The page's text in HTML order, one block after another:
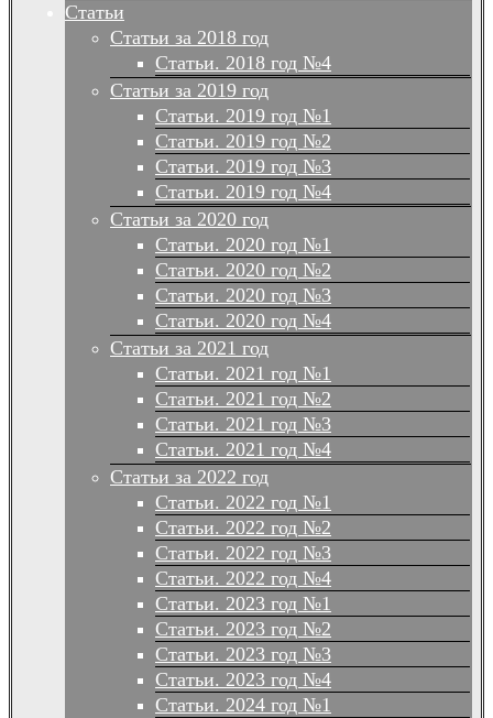
Статьи
Статьи за 2018 год
Статьи. 2018 год №4
Статьи за 2019 год
Статьи. 2019 год №1
Статьи. 2019 год №2
Статьи. 2019 год №3
Статьи. 2019 год №4
Статьи за 2020 год
Статьи. 2020 год №1
Статьи. 2020 год №2
Статьи. 2020 год №3
Статьи. 2020 год №4
Статьи за 2021 год
Статьи. 2021 год №1
Статьи. 2021 год №2
Статьи. 2021 год №3
Статьи. 2021 год №4
Статьи за 2022 год
Статьи. 2022 год №1
Статьи. 2022 год №2
Статьи. 2022 год №3
Статьи. 2022 год №4
Статьи. 2023 год №1
Статьи. 2023 год №2
Статьи. 2023 год №3
Статьи. 2023 год №4
Статьи. 2024 год №1